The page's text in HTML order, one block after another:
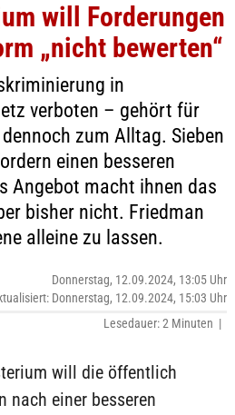
will Forderungen
„nicht bewerten“
in
verboten – gehört für
zum Alltag. Sieben
einen besseren
Angebot macht ihnen das
bisher nicht. Friedman
alleine zu lassen.
Donnerstag, 12.09.2024, 13:05 Uhr
Donnerstag, 12.09.2024, 15:03 Uhr
Lesedauer: 2 Minuten |
will die öffentlich
nach einer besseren